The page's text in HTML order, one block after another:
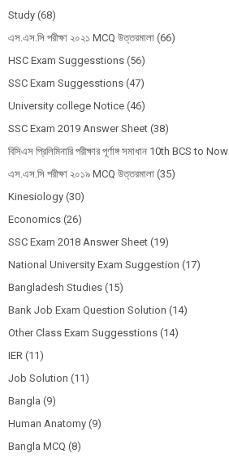
Study (68)
এস.এস.সি পরীক্ষা ২০২১ MCQ উত্তরমালা (66)
HSC Exam Suggesstions (56)
SSC Exam Suggesstions (47)
University college Notice (46)
SSC Exam 2019 Answer Sheet (38)
বিসিএস প্রিলিমিনারি পরীক্ষার পূর্ণাঙ্গ সমাধান 10th BCS to Now
এস.এস.সি পরীক্ষা ২০১৯ MCQ উত্তরমালা (35)
Kinesiology (30)
Economics (26)
SSC Exam 2018 Answer Sheet (19)
National University Exam Suggestion (17)
Bangladesh Studies (15)
Bank Job Exam Question Solution (14)
Other Class Exam Suggesstions (14)
IER (11)
Job Solution (11)
Bangla (9)
Human Anatomy (9)
Bangla MCQ (8)